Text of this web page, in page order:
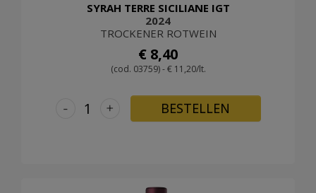
SYRAH TERRE SICILIANE IGT
2024
TROCKENER ROTWEIN
€ 8,40
(cod. 03759) - € 11,20/lt.
+
- BESTELLEN